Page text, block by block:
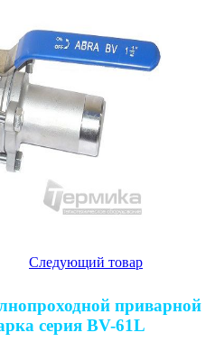
Следующий товар
приварной
серия BV-61L